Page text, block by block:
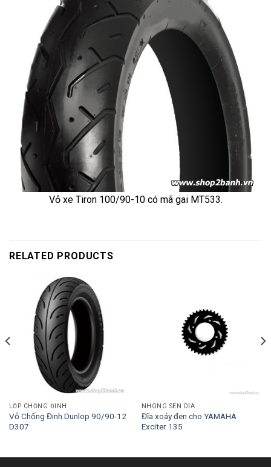
Vỏ xe Tiron 100/90-10 có mã gai MT533.
RELATED PRODUCTS
LỐP CHỐNG ĐINH
Vỏ Chống Đinh Dunlop 90/90-12
D307
NHÔNG SÊN DĨA
Đĩa xoáy đen cho YAMAHA
Exciter 135